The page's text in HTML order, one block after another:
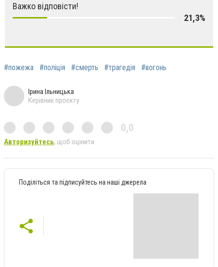
Важко відповісти!
21,3%
#пожежа #поліція #смерть #трагедія #вогонь
Ірина Ільницька
Керівник проєкту
0,0
Авторизуйтесь, щоб оцінити
Поділіться та підписуйтесь на наші джерела